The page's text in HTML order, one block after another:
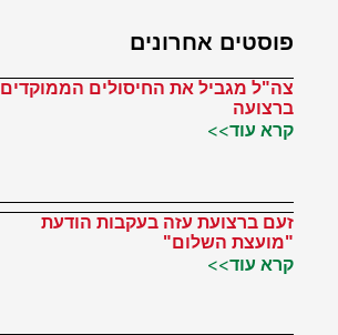
פוסטים אחרונים
צה"ל מגביל את החיסולים הממוקדים
ברצועה
קרא עוד>>
זעם ברצועת עזה בעקבות הודעת
"מועצת השלום"
קרא עוד>>